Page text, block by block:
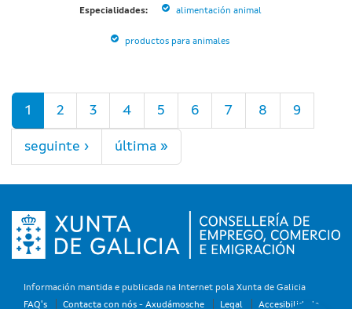
Especialidades: alimentación animal
productos para animales
Páxinas
1 2 3 4 5 6 7 8 9
seguinte › última »
Información mantida e publicada na Internet pola Xunta de Galicia
FAQ's
Contacta con nós - Axudámosche Legal Accesibilidade